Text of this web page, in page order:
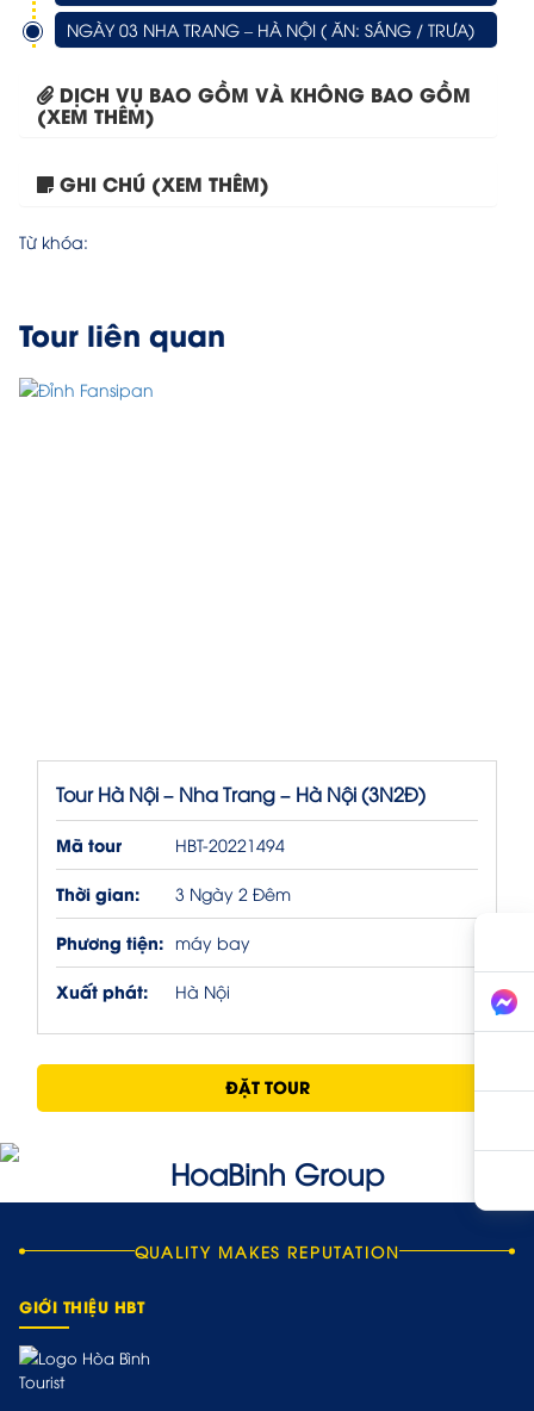
NGÀY 03 NHA TRANG – HÀ NỘI ( ĂN: SÁNG / TRƯA)
DỊCH VỤ BAO GỒM VÀ KHÔNG BAO GỒM
(XEM THÊM)
GHI CHÚ (XEM THÊM)
Từ khóa:
Tour liên quan
Tour Đà Nẵng – Ninh...
Tour Hà Nội – Nha Trang – Hà Nội (3N2Đ)
Mã tour HBT-20221494
Thời gian: 3 Ngày 2 Đêm
Phương tiện: máy bay
Xuất phát: Hà Nội
ĐẶT TOUR
QUALITY MAKES REPUTATION
GIỚI THIỆU HBT